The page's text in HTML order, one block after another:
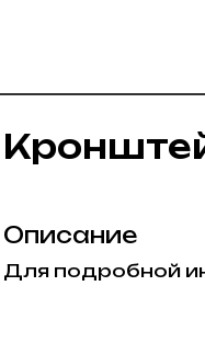
Описание
Для подробной